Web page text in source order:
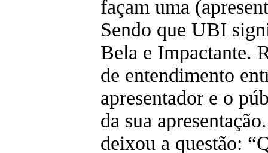
façam uma
Sendo que UBI
Bela e Impactante.
de entendimento
apresentador e o
da sua
deixou a questão: